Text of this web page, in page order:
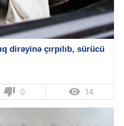
dirəyinə çırpılıb, sürücü
thumb_down 0  14